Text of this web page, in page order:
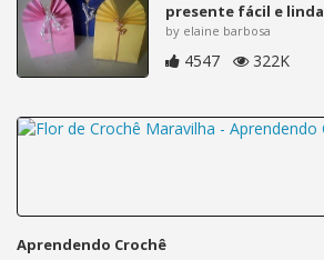
presente fácil e linda
by elaine barbosa
4547 322K
Aprendendo Crochê